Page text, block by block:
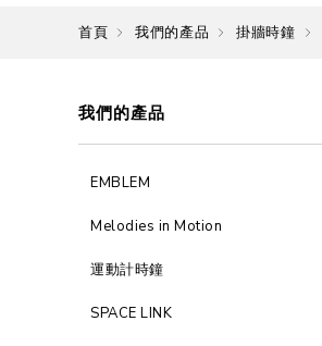
首頁 我們的產品 掛牆時鐘
我們的產品
EMBLEM
Melodies in Motion
運動計時鐘
SPACE LINK